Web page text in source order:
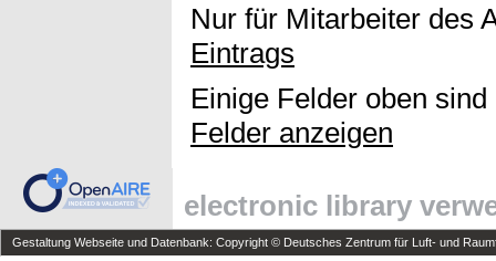
Nur für Mitarbeiter des
Eintrags
Einige Felder oben
Felder anzeigen
electronic library
Gestaltung Webseite und Datenbank: Copyright © Deutsches Zentrum für Luft- und